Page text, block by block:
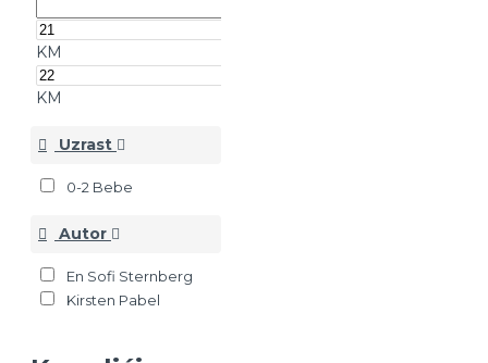
KM
KM
Uzrast
0-2 Bebe
Autor
En Sofi Sternberg
Kirsten Pabel